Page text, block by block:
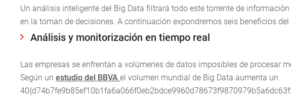
Un análisis inteligente del Big Data filtrará todo este torrente de
en la toman de decisiones. A continuación expondremos seis beneficios
Análisis y monitorización en tiempo real
Las empresas se enfrentan a volúmenes de datos imposibles de procesar
Según un estudio del BBVA el volumen mundial de Big Data aumenta un